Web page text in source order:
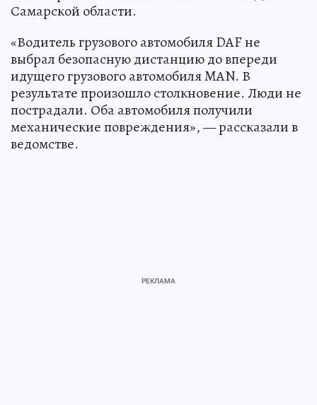
Самарской области.
«Водитель грузового автомобиля DAF не
выбрал безопасную дистанцию до впереди
идущего грузового автомобиля MAN. В
результате произошло столкновение. Люди не
пострадали. Оба автомобиля получили
механические повреждения», — рассказали в
ведомстве.